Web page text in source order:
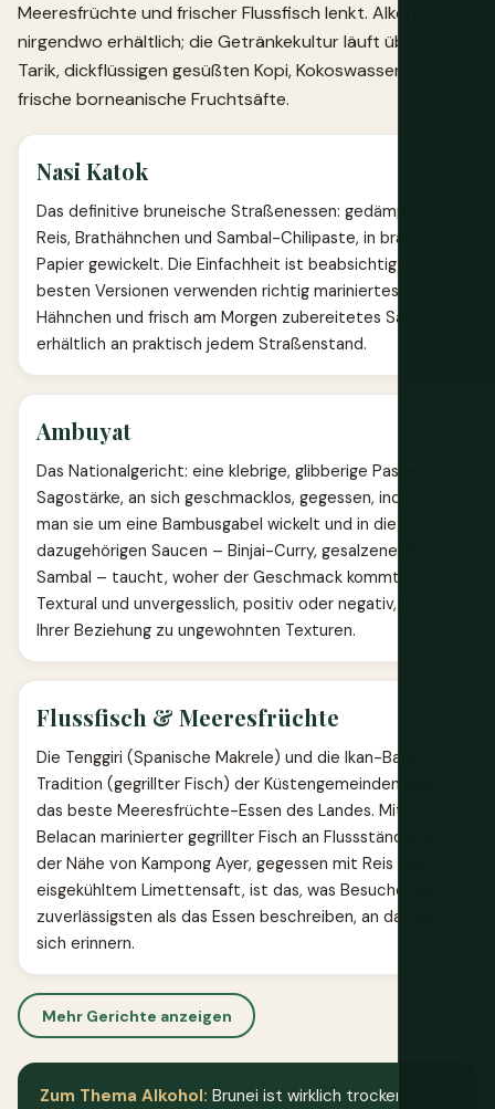
Meeresfrüchte und frischer Flussfisch lenkt. Alkohol ist
nirgendwo erhältlich; die Getränkekultur läuft über Teh
Tarik, dickflüssigen gesüßten Kopi, Kokoswasser und
frische borneanische Fruchtsäfte.
Nasi Katok
Das definitive bruneische Straßenessen: gedämpfter
Reis, Brathähnchen und Sambal-Chilipaste, in braunes
Papier gewickelt. Die Einfachheit ist beabsichtigt; die
besten Versionen verwenden richtig mariniertes
Hähnchen und frisch am Morgen zubereitetes Sambal,
erhältlich an praktisch jedem Straßenstand.
Ambuyat
Das Nationalgericht: eine klebrige, glibberige Paste aus
Sagostärke, an sich geschmacklos, gegessen, indem
man sie um eine Bambusgabel wickelt und in die
dazugehörigen Saucen – Binjai-Curry, gesalzener Fisch,
Sambal – taucht, woher der Geschmack kommt.
Textural und unvergesslich, positiv oder negativ, je nach
Ihrer Beziehung zu ungewohnten Texturen.
Flussfisch & Meeresfrüchte
Die Tenggiri (Spanische Makrele) und die Ikan-Bakar-
Tradition (gegrillter Fisch) der Küstengemeinden sind
das beste Meeresfrüchte-Essen des Landes. Mit
Belacan marinierter gegrillter Fisch an Flussständen in
der Nähe von Kampong Ayer, gegessen mit Reis und
eisgekühltem Limettensaft, ist das, was Besucher am
zuverlässigsten als das Essen beschreiben, an das sie
sich erinnern.
Mehr Gerichte anzeigen
Zum Thema Alkohol: Brunei ist wirklich trocken, keine